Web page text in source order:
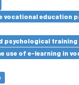
vocational education
psychological
use of e-learning in